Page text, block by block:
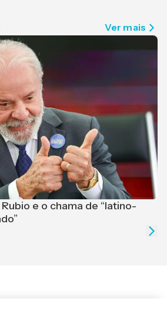
Ver mais
e o chama de “latino-